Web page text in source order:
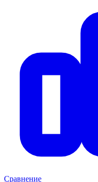
Сравнение